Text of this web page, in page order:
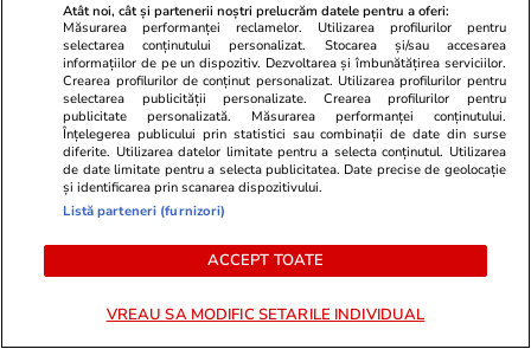
Ce este batch cooking și cum îți
poate simplifica mesele
săptămânale
Lifestyle
utilizează
Atât noi, cât și partenerii noștri prelucrăm datele pentru a oferi:
Măsurarea performanței reclamelor. Utilizarea profilurilor pentru
selectarea conținutului personalizat. Stocarea și/sau accesarea
informațiilor de pe un dispozitiv. Dezvoltarea și îmbunătățirea serviciilor.
Crearea profilurilor de conținut personalizat. Utilizarea profilurilor pentru
selectarea publicității personalizate. Crearea profilurilor pentru
publicitate personalizată. Măsurarea performanței conținutului.
Înțelegerea publicului prin statistici sau combinații de date din surse
diferite. Utilizarea datelor limitate pentru a selecta conținutul. Utilizarea
de date limitate pentru a selecta publicitatea. Date precise de geolocație
și identificarea prin scanarea dispozitivului.
Listă parteneri (furnizori)
ACCEPT TOATE
VREAU SA MODIFIC SETARILE INDIVIDUAL